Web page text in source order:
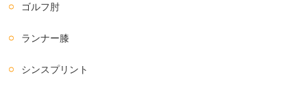
ゴルフ肘
ランナー膝
シンスプリント